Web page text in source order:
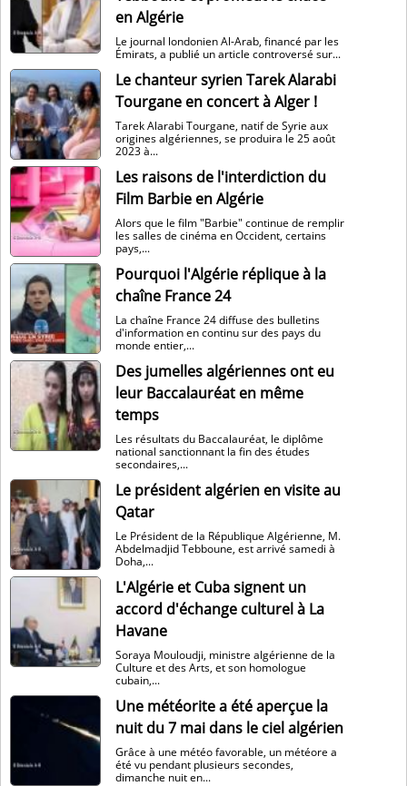
en Algérie
Le journal londonien Al-Arab, financé par les
Émirats, a publié un article controversé sur...
Le chanteur syrien Tarek Alarabi
Tourgane en concert à Alger !
Tarek Alarabi Tourgane, natif de Syrie aux
origines algériennes, se produira le 25 août
2023 à...
Les raisons de l'interdiction du
Film Barbie en Algérie
Alors que le film "Barbie" continue de remplir
les salles de cinéma en Occident, certains
pays,...
Pourquoi l'Algérie réplique à la
chaîne France 24
La chaîne France 24 diffuse des bulletins
d'information en continu sur des pays du
monde entier,...
Des jumelles algériennes ont eu
leur Baccalauréat en même
temps
Les résultats du Baccalauréat, le diplôme
national sanctionnant la fin des études
secondaires,...
Le président algérien en visite au
Qatar
Le Président de la République Algérienne, M.
Abdelmadjid Tebboune, est arrivé samedi à
Doha,...
L'Algérie et Cuba signent un
accord d'échange culturel à La
Havane
Soraya Mouloudji, ministre algérienne de la
Culture et des Arts, et son homologue
cubain,...
Une météorite a été aperçue la
nuit du 7 mai dans le ciel algérien
Grâce à une météo favorable, un météore a
été vu pendant plusieurs secondes,
dimanche nuit en...